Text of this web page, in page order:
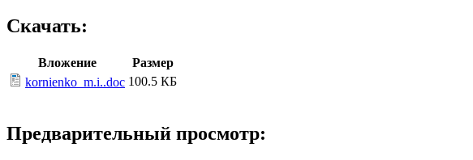
Скачать:
Вложение
Размер
kornienko_m.i..doc 100.5 КБ
Предварительный просмотр: